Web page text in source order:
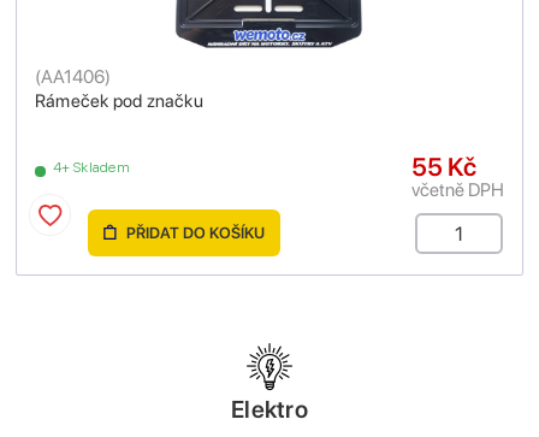
Rámeček pod značku
(AA1406)
4+ Skladem 55 Kč
včetně DPH
PŘIDAT DO KOŠÍKU
Elektro